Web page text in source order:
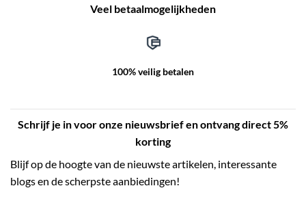
Veel betaalmogelijkheden
100% veilig betalen
Schrijf je in voor onze nieuwsbrief en ontvang direct 5%
korting
Blijf op de hoogte van de nieuwste artikelen, interessante
blogs en de scherpste aanbiedingen!